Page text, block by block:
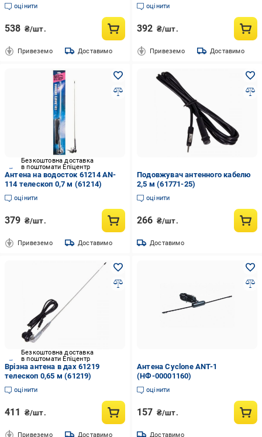
оцінити
538 ₴/шт.
Привеземо Доставимо
оцінити
392 ₴/шт.
Привеземо Доставимо
Безкоштовна доставка
в поштомати Епіцентр
Антена на водосток 61214 AN-
114 телескоп 0,7 м (61214)
оцінити
379 ₴/шт.
Привеземо Доставимо
Подовжувач антенного кабелю
2,5 м (61771-25)
оцінити
266 ₴/шт.
Доставимо
Безкоштовна доставка
в поштомати Епіцентр
Врізна антена в дах 61219
телескоп 0,65 м (61219)
оцінити
411 ₴/шт.
Привеземо Доставимо
Антена Cyclone ANT-1
(НФ-00001160)
оцінити
157 ₴/шт.
Доставимо